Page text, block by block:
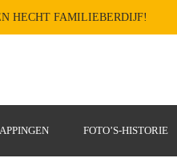
HECHT FAMILIEBERDIJF!
FOTO’S-HISTORIE